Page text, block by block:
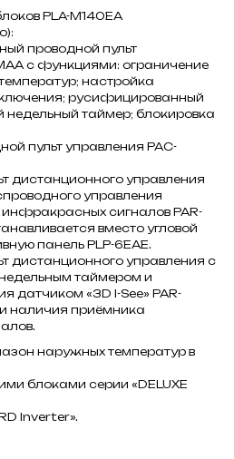
PLA-M140EA
проводной пульт
с функциями: ограничение
настройка
русифицированный
недельный таймер; блокировка
пульт управления PAC-
дистанционного управления
управления
сигналов PAR-
вместо угловой
панель PLP-6EAE.
дистанционного управления с
таймером и
датчиком «3D I-See» PAR-
наличия приёмника
наружных температур в
блоками серии «DELUXE
Inverter».